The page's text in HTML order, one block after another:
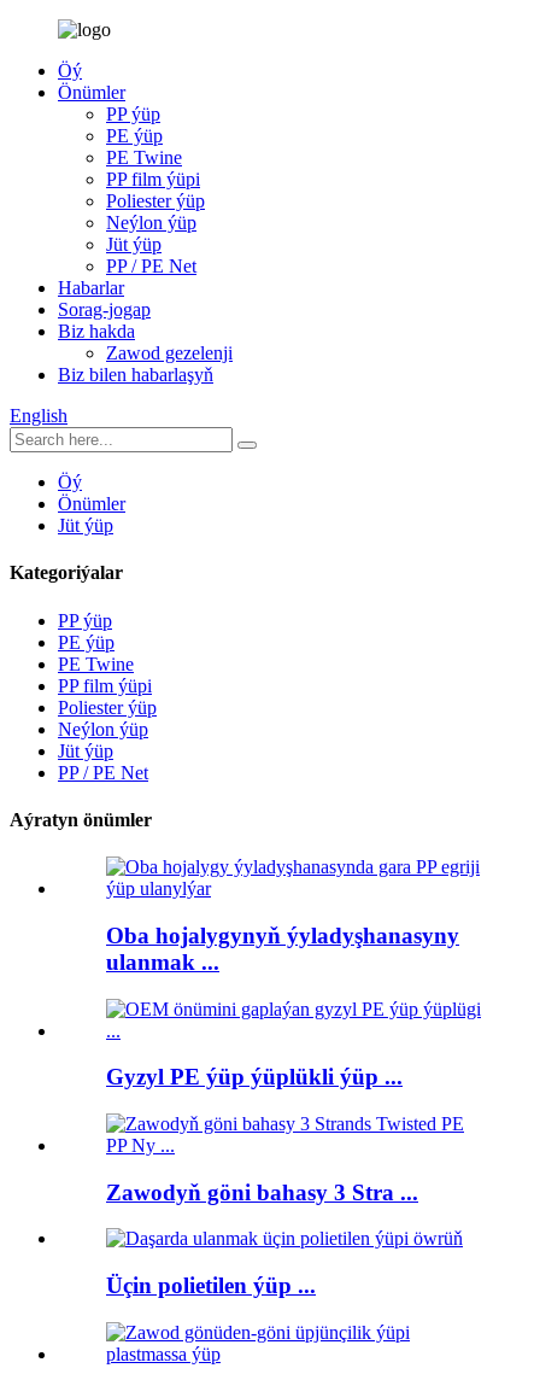
Öý
Önümler
PP ýüp
PE ýüp
PE Twine
PP film ýüpi
Poliester ýüp
Neýlon ýüp
Jüt ýüp
PP / PE Net
Habarlar
Sorag-jogap
Biz hakda
Zawod gezelenji
Biz bilen habarlaşyň
English
Öý
Önümler
Jüt ýüp
Kategoriýalar
PP ýüp
PE ýüp
PE Twine
PP film ýüpi
Poliester ýüp
Neýlon ýüp
Jüt ýüp
PP / PE Net
Aýratyn önümler
Oba hojalygynyň ýyladyşhanasyny
ulanmak ...
Gyzyl PE ýüp ýüplükli ýüp ...
Zawodyň göni bahasy 3 Stra ...
Üçin polietilen ýüp ...